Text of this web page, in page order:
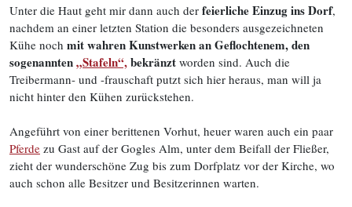
Unter die Haut geht mir dann auch der feierliche Einzug ins Dorf,
nachdem an einer letzten Station die besonders ausgezeichneten
Kühe noch mit wahren Kunstwerken an Geflochtenem, den
sogenannten„Stafeln“,bekränzt worden sind. Auch die
Treibermann- und -frauschaft putzt sich hier heraus, man will ja
nicht hinter den Kühen zurückstehen.
Angeführt von einer berittenen Vorhut, heuer waren auch ein paar
Pferde zu Gast auf der Gogles Alm, unter dem Beifall der Fließer,
zieht der wunderschöne Zug bis zum Dorfplatz vor der Kirche, wo
auch schon alle Besitzer und Besitzerinnen warten.